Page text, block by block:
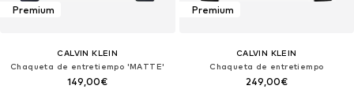
Premium
CALVIN KLEIN
Chaqueta de entretiempo 'MATTE'
149,00€
Premium
CALVIN KLEIN
Chaqueta de entretiempo
249,00€